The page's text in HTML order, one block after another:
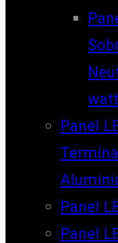
watt
Panel
Panel
Panel